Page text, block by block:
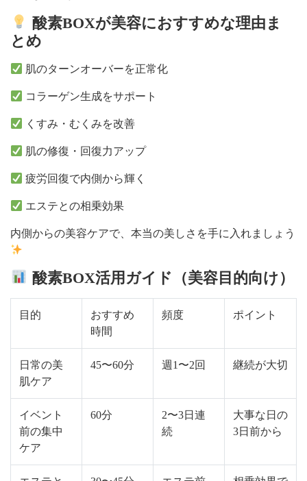
酸素BOXが美容におすすめな理由ま
とめ
肌のターンオーバーを正常化
コラーゲン生成をサポート
くすみ・むくみを改善
肌の修復・回復力アップ
疲労回復で内側から輝く
エステとの相乗効果
内側からの美容ケアで、本当の美しさを手に入れましょう
酸素BOX活用ガイド（美容目的向け）
目的
おすすめ
時間
頻度 ポイント
日常の美
肌ケア
45〜60分 週1〜2回 継続が大切
イベント
前の集中
ケア
60分
2〜3日連
続
大事な日の
3日前から